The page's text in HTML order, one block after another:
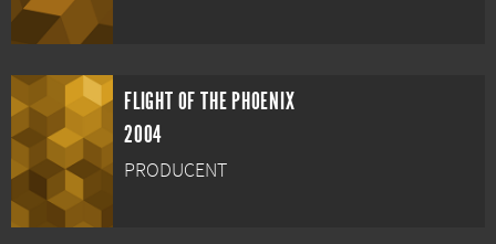
FLIGHT OF THE PHOENIX
2004
PRODUCENT